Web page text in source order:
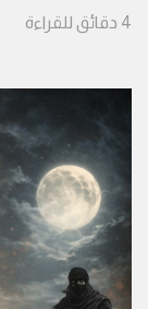
4 دقائق للقراءة